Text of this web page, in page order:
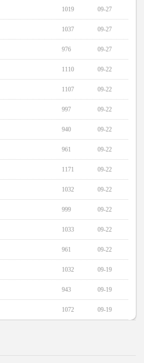
09-27
1019
09-27
1037
09-27
976
09-22
1110
09-22
1107
09-22
997
09-22
940
09-22
961
09-22
1171
09-22
1032
09-22
999
09-22
1033
09-22
961
09-19
1032
09-19
943
09-19
1072